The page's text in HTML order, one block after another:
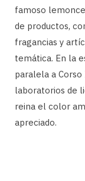
famoso
de productos,
fragancias y
temática. En la
paralela a
laboratorios de
reina el color
apreciado.